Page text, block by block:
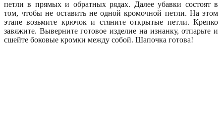
петли в прямых и обратных рядах. Далее убавки состоят в
том, чтобы не оставить не одной кромочной петли. На этом
этапе возьмите крючок и стяните открытые петли. Крепко
завяжите. Выверните готовое изделие на изнанку, отпарьте и
сшейте боковые кромки между собой. Шапочка готова!